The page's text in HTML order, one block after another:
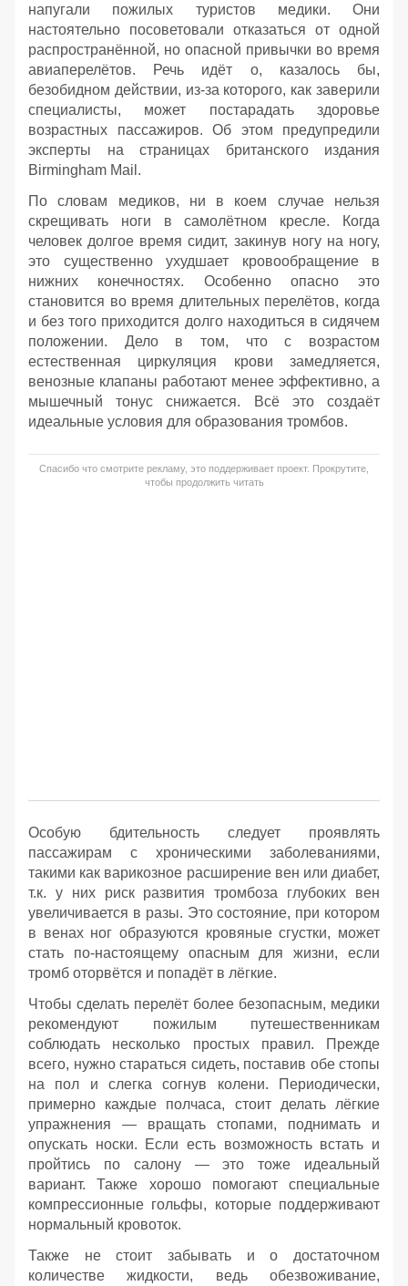
напугали пожилых туристов медики. Они
настоятельно посоветовали отказаться от одной
распространённой, но опасной привычки во время
авиаперелётов. Речь идёт о, казалось бы,
безобидном действии, из-за которого, как заверили
специалисты, может постарадать здоровье
возрастных пассажиров. Об этом предупредили
эксперты на страницах британского издания
Birmingham Mail.
По словам медиков, ни в коем случае нельзя
скрещивать ноги в самолётном кресле. Когда
человек долгое время сидит, закинув ногу на ногу,
это существенно ухудшает кровообращение в
нижних конечностях. Особенно опасно это
становится во время длительных перелётов, когда
и без того приходится долго находиться в сидячем
положении. Дело в том, что с возрастом
естественная циркуляция крови замедляется,
венозные клапаны работают менее эффективно, а
мышечный тонус снижается. Всё это создаёт
идеальные условия для образования тромбов.
Спасибо что смотрите рекламу, это поддерживает проект. Прокрутите,
чтобы продолжить читать
Особую бдительность следует проявлять
пассажирам с хроническими заболеваниями,
такими как варикозное расширение вен или диабет,
т.к. у них риск развития тромбоза глубоких вен
увеличивается в разы. Это состояние, при котором
в венах ног образуются кровяные сгустки, может
стать по-настоящему опасным для жизни, если
тромб оторвётся и попадёт в лёгкие.
Чтобы сделать перелёт более безопасным, медики
рекомендуют пожилым путешественникам
соблюдать несколько простых правил. Прежде
всего, нужно стараться сидеть, поставив обе стопы
на пол и слегка согнув колени. Периодически,
примерно каждые полчаса, стоит делать лёгкие
упражнения — вращать стопами, поднимать и
опускать носки. Если есть возможность встать и
пройтись по салону — это тоже идеальный
вариант. Также хорошо помогают специальные
компрессионные гольфы, которые поддерживают
нормальный кровоток.
Также не стоит забывать и о достаточном
количестве жидкости, ведь обезвоживание,